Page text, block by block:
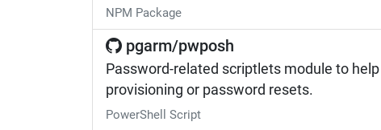
NPM Package
pgarm/pwposh
Password-related scriptlets module to
provisioning or password resets.
PowerShell Script